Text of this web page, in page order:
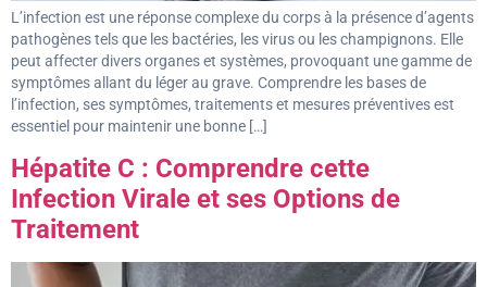
L’infection est une réponse complexe du corps à la présence d’agents
pathogènes tels que les bactéries, les virus ou les champignons. Elle
peut affecter divers organes et systèmes, provoquant une gamme de
symptômes allant du léger au grave. Comprendre les bases de
l’infection, ses symptômes, traitements et mesures préventives est
essentiel pour maintenir une bonne […]
Hépatite C : Comprendre cette
Infection Virale et ses Options de
Traitement